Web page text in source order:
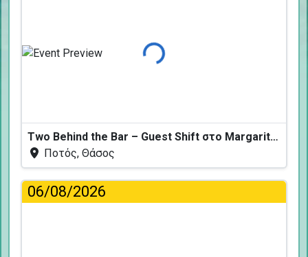
Φόρτωση...
Two Behind the Bar – Guest Shift στο Margarita Fresh
Ποτός, Θάσος
06/08/2026